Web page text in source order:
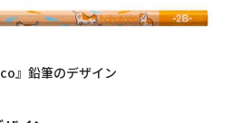
』鉛筆のデザイン